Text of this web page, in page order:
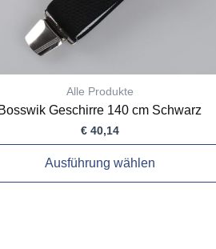
Alle Produkte
Bosswik Geschirre 140 cm Schwarz
€40,14
Ausführung wählen